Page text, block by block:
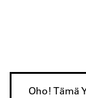
Oho! Tämä